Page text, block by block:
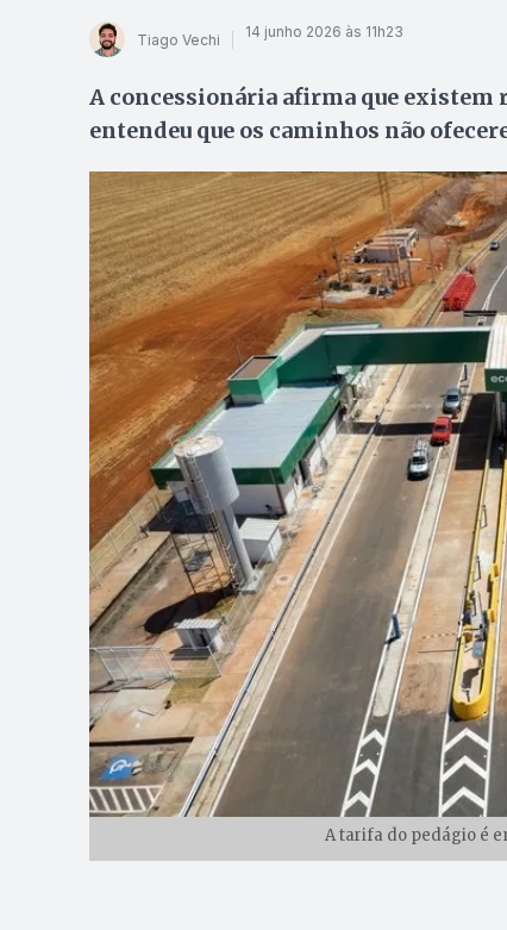
Tiago Vechi 14 junho 2026 às 11h23
A concessionária afirma que
entendeu que os caminhos não
A tarifa do pedágio é